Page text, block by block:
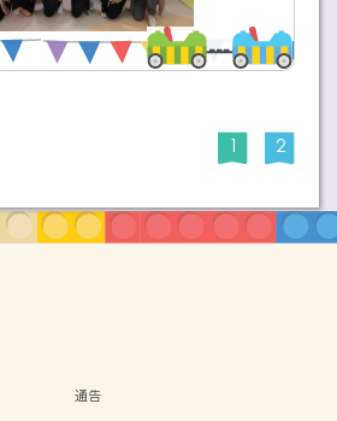
1 2
通告